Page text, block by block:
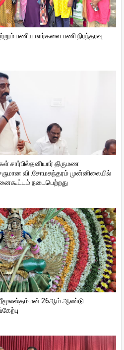
பணியாளர்களை பணி நிரந்தரவு
சார்பில்தனியார் திருமண
வி ‌.சோமசுந்தரம் முன்னிலையில்
நடைபெற்றது
ஸ்ரீமூலஸ்தம்மன் 26ஆம் ஆண்டு